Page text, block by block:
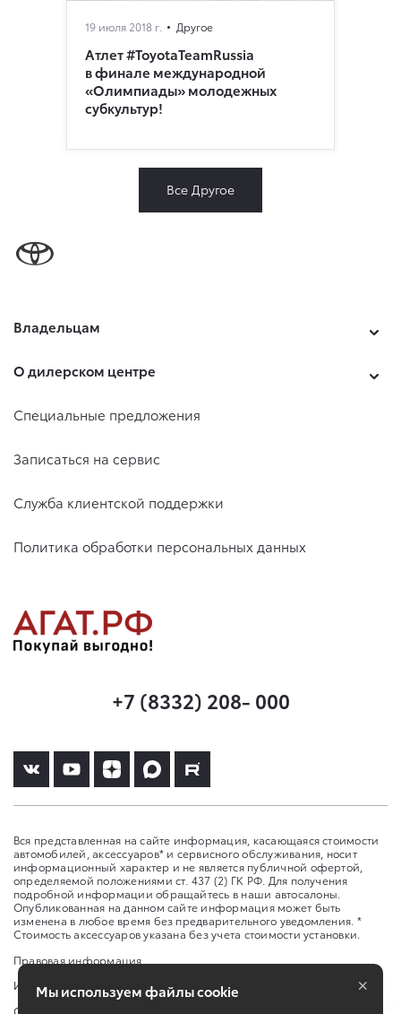
19 июля 2018 г. Другое
Атлет #ToyotaTeamRussia
в финале международной
«Олимпиады» молодежных
субкультур!
Все Другое
Владельцам
О дилерском центре
Специальные предложения
Записаться на сервис
Служба клиентской поддержки
Политика обработки персональных данных
+7 (8332) 208- 000
Вся представленная на сайте информация, касающаяся стоимости
автомобилей, аксессуаров* и сервисного обслуживания, носит
информационный характер и не является публичной офертой,
определяемой положениями ст. 437 (2) ГК РФ. Для получения
подробной информации обращайтесь в наши автосалоны.
Опубликованная на данном сайте информация может быть
изменена в любое время без предварительного уведомления. *
Стоимость аксессуаров указана без учета стоимости установки.
Правовая информация
Изменить настройку cookies
Сбросить cookie
Мы используем файлы cookie ×